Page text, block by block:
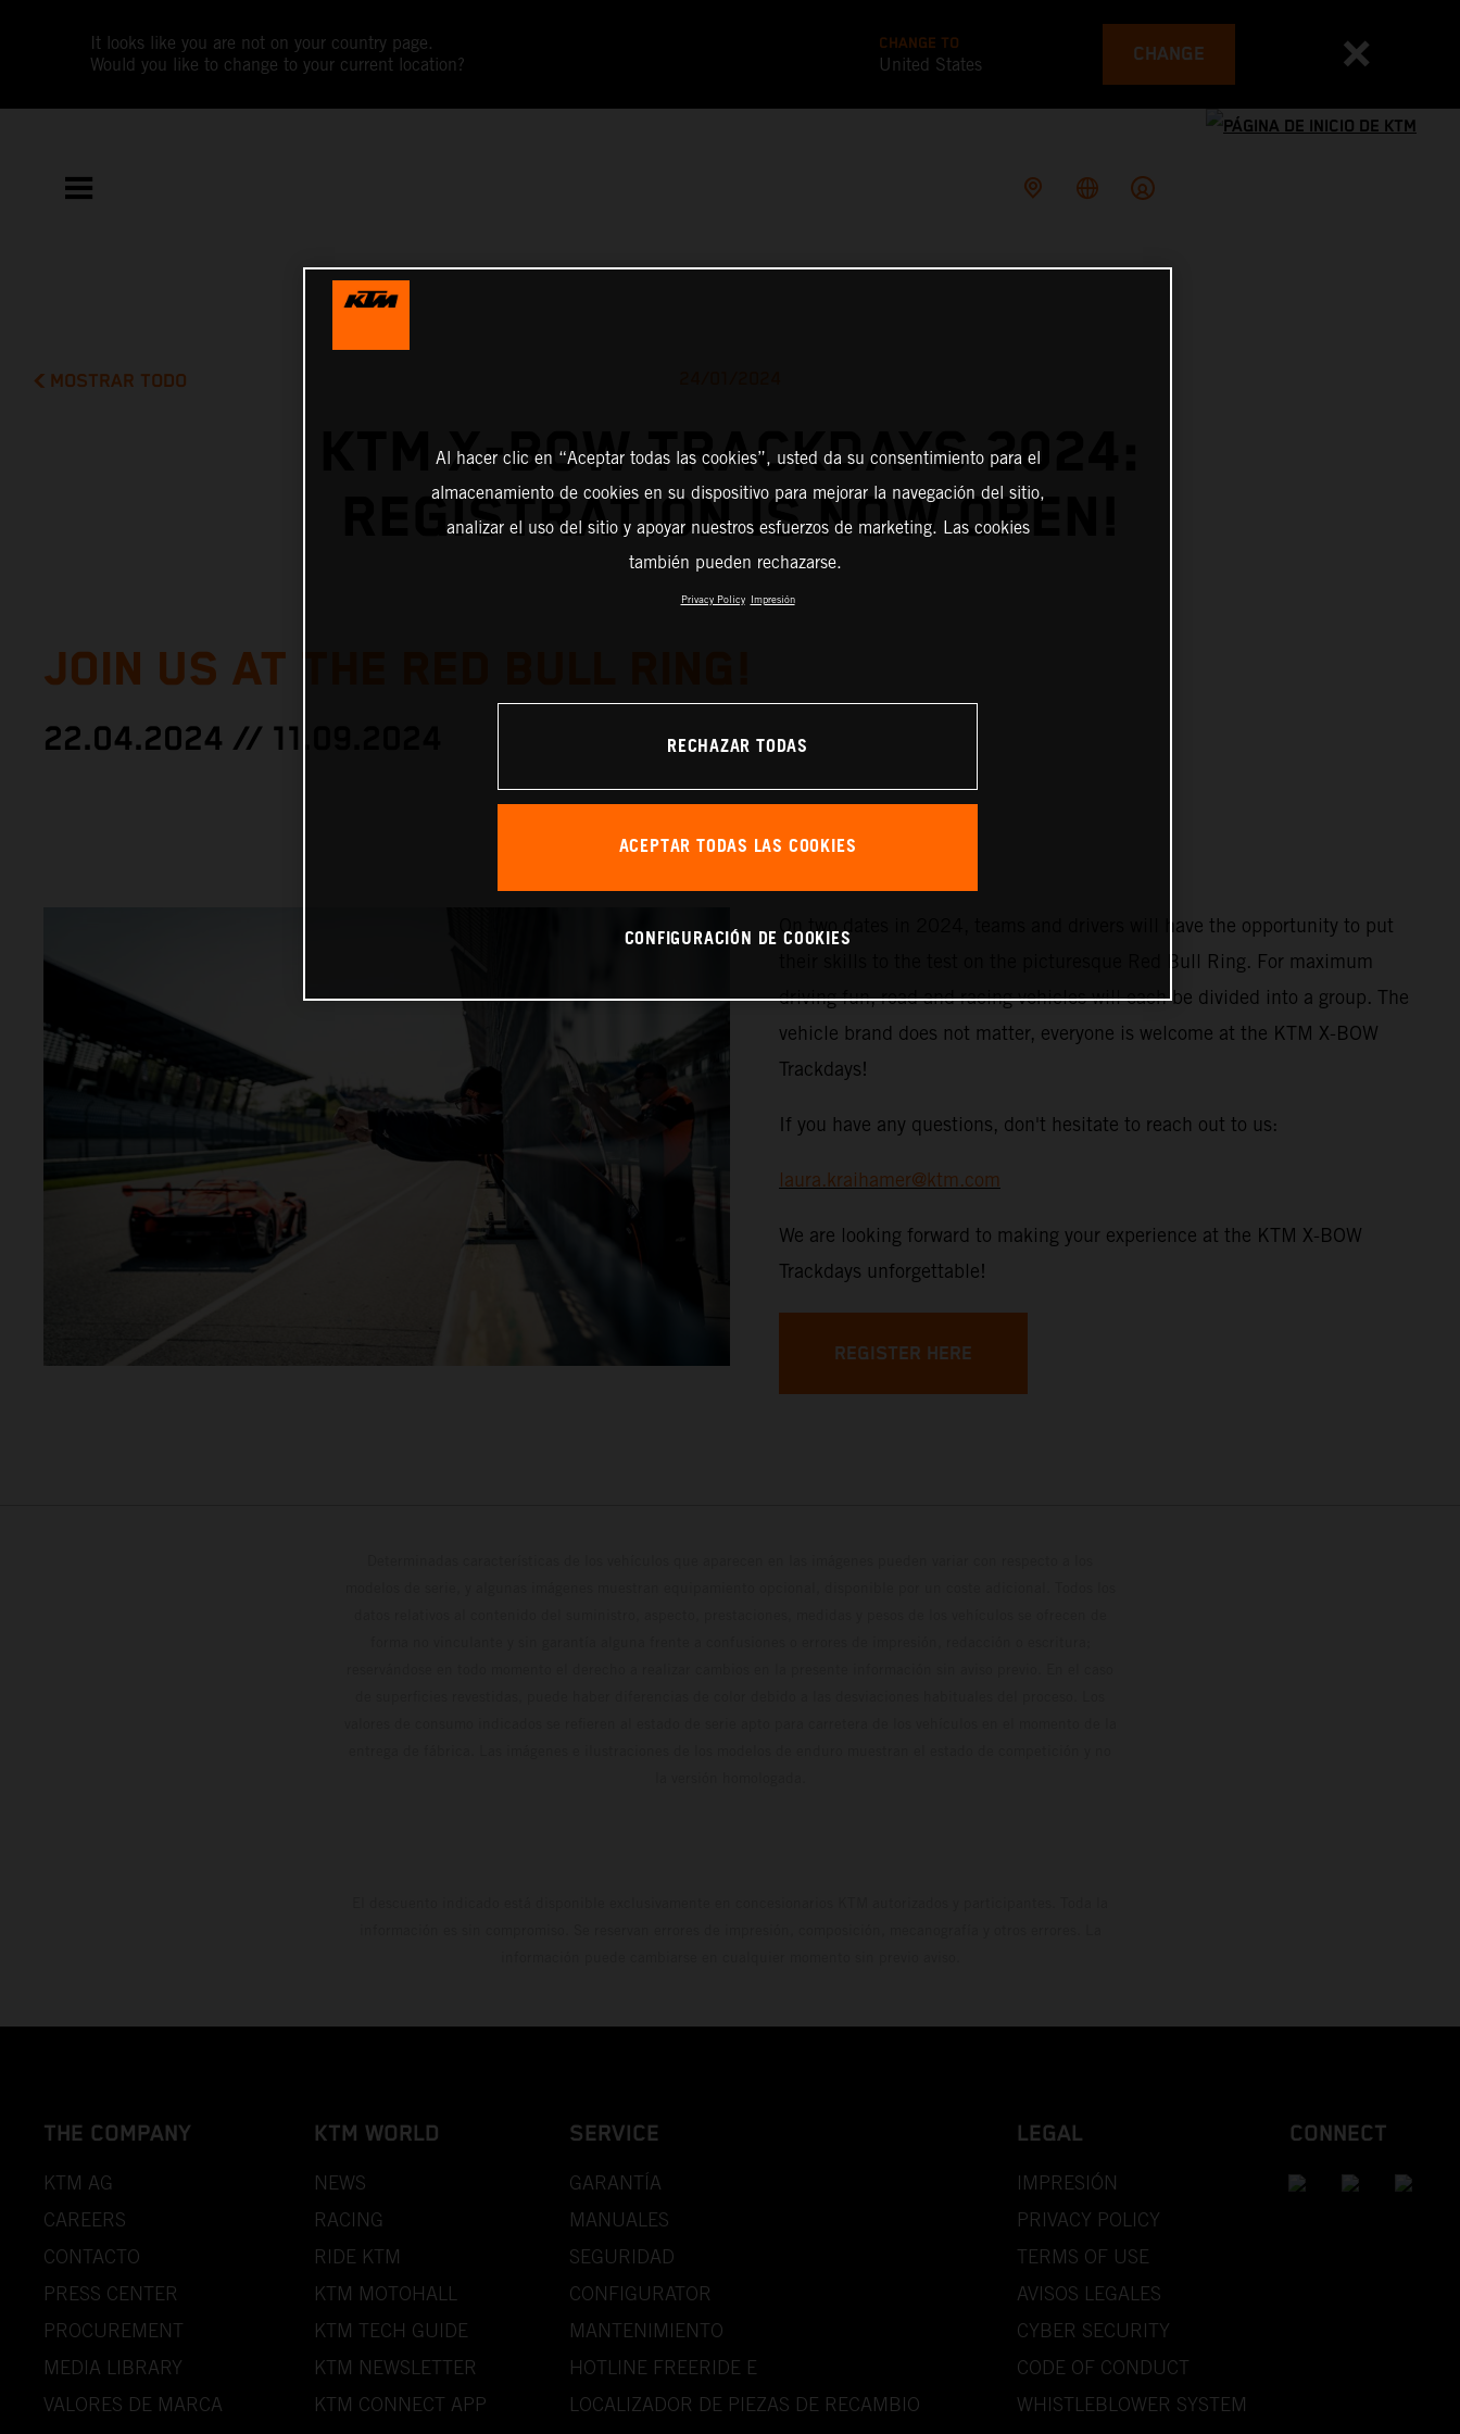
It looks like you are not on your country page.
Would you like to change to your current location?
CHANGE TO
United States CHANGE
MOSTRAR TODO
KTM X-BOW TRACKDAYS 2024:
REGISTRATION IS NOW OPEN!
JOIN US AT THE RED BULL RING!
22.04.2024 // 11.09.2024
On two dates in 2024, teams and drivers will have the opportunity to put
their skills to the test on the picturesque Red Bull Ring. For maximum
driving fun, road and racing vehicles will each be divided into a group. The
vehicle brand does not matter, everyone is welcome at the KTM X-BOW
Trackdays!
If you have any questions, don't hesitate to reach out to us:
laura.kraihamer@ktm.com
We are looking forward to making your experience at the KTM X-BOW
Trackdays unforgettable!
REGISTER HERE
THE COMPANY
KTM AG
CAREERS
CONTACTO
PRESS CENTER
PROCUREMENT
MEDIA LIBRARY
VALORES DE MARCA
KTM WORLD
NEWS
RACING
RIDE KTM
KTM MOTOHALL
KTM TECH GUIDE
KTM NEWSLETTER
KTM CONNECT APP
SERVICE
GARANTÍA
MANUALES
SEGURIDAD
CONFIGURATOR
MANTENIMIENTO
HOTLINE FREERIDE E
LOCALIZADOR DE PIEZAS DE RECAMBIO
LEGAL
IMPRESIÓN
PRIVACY POLICY
TERMS OF USE
AVISOS LEGALES
CYBER SECURITY
CODE OF CONDUCT
WHISTLEBLOWER SYSTEM
CONNECT
Al hacer clic en “Aceptar todas las cookies”, usted da su consentimiento para el
almacenamiento de cookies en su dispositivo para mejorar la navegación del sitio,
analizar el uso del sitio y apoyar nuestros esfuerzos de marketing. Las cookies
también pueden rechazarse.
Privacy Policy Impresión
RECHAZAR TODAS
ACEPTAR TODAS LAS COOKIES
CONFIGURACIÓN DE COOKIES